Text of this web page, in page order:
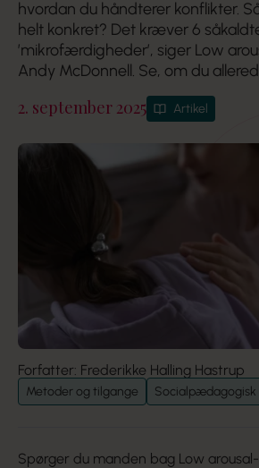
hvordan du håndterer konflikter.
helt konkret? Det kræver 6
’mikrofærdigheder’, siger Low
Andy McDonnell. Se, om du
2. september 2025 Artikel
Forfatter: Frederikke Halling Hastrup
Metoder og tilgange Socialpædagogisk
Spørger du manden bag Low